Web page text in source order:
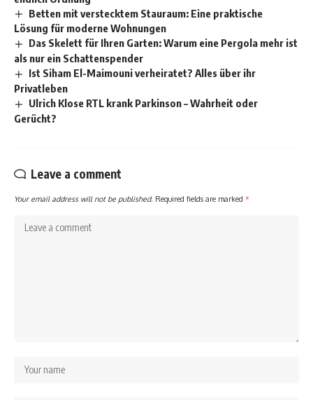
Betten mit verstecktem Stauraum: Eine praktische
Lösung für moderne Wohnungen
Das Skelett für Ihren Garten: Warum eine Pergola mehr ist
als nur ein Schattenspender
Ist Siham El-Maimouni verheiratet? Alles über ihr
Privatleben
Ulrich Klose RTL krank Parkinson – Wahrheit oder
Gerücht?
Leave a comment
Your email address will not be published. Required fields are marked *